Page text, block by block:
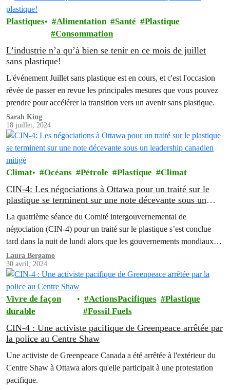
Plastiques Alimentation Santé
Plastique
Consommation
L’industrie n’a qu’à bien se tenir en ce mois de juillet
sans plastique!
L'événement Juillet sans plastique est en cours, et c'est l'occasion
rêvée de passer en revue les principales mesures que vous pouvez
prendre pour accélérer la transition vers un avenir sans plastique.
Sarah King
18 juillet, 2024
Climat Océans Pétrole Plastique Climat
CIN-4: Les négociations à Ottawa pour un traité sur le
plastique se terminent sur une note décevante sous un
leadership canadien mitigé
La quatrième séance du Comité intergouvernemental de
négociation (CIN-4) pour un traité sur le plastique s’est conclue
tard dans la nuit de lundi alors que les gouvernements mondiaux
n'ont pas réussi à se mettre d'accord sur l'inclusion d'une référence
à la réduction de la production de plastique ou aux polymères dans
les travaux intersessions, malgré…
Laura Bergamo
30 avril, 2024
Vivre de façon
durable
ActionsPacifiques
Plastique
Fossil Fuels
CIN-4 : Une activiste pacifique de Greenpeace arrêtée par
la police au Centre Shaw
Une activiste de Greenpeace Canada a été arrêtée à l'extérieur du
Centre Shaw à Ottawa alors qu'elle participait à une protestation
pacifique.